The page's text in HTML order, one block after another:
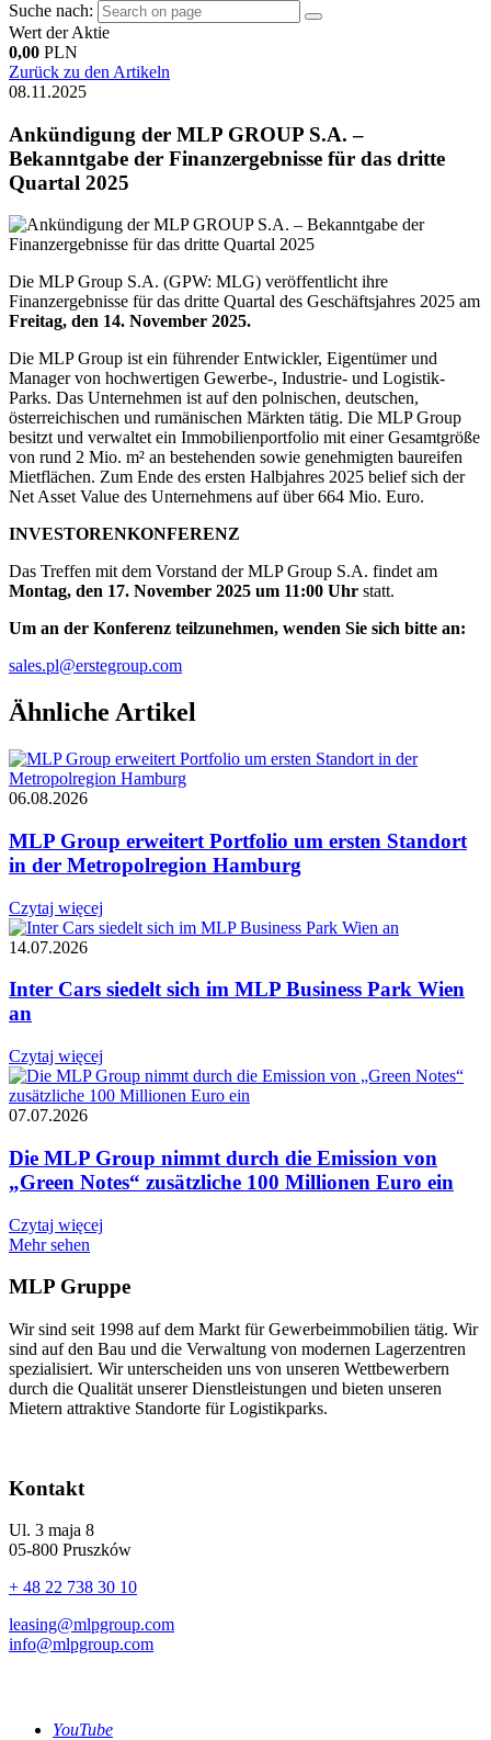
Suche nach:
Wert der Aktie
0,00 PLN
Zurück zu den Artikeln
08.11.2025
Ankündigung der MLP GROUP S.A. –
Bekanntgabe der Finanzergebnisse für das dritte
Quartal 2025
Die MLP Group S.A. (GPW: MLG) veröffentlicht ihre
Finanzergebnisse für das dritte Quartal des Geschäftsjahres 2025 am
Freitag, den 14. November 2025.
Die MLP Group ist ein führender Entwickler, Eigentümer und
Manager von hochwertigen Gewerbe-, Industrie- und Logistik-
Parks. Das Unternehmen ist auf den polnischen, deutschen,
österreichischen und rumänischen Märkten tätig. Die MLP Group
besitzt und verwaltet ein Immobilienportfolio mit einer Gesamtgröße
von rund 2 Mio. m² an bestehenden sowie genehmigten baureifen
Mietflächen. Zum Ende des ersten Halbjahres 2025 belief sich der
Net Asset Value des Unternehmens auf über 664 Mio. Euro.
INVESTORENKONFERENZ
Das Treffen mit dem Vorstand der MLP Group S.A. findet am
Montag, den 17. November 2025 um 11:00 Uhr statt.
Um an der Konferenz teilzunehmen, wenden Sie sich bitte an:
sales.pl@erstegroup.com
Ähnliche Artikel
06.08.2026
MLP Group erweitert Portfolio um ersten Standort
in der Metropolregion Hamburg
Czytaj więcej
14.07.2026
Inter Cars siedelt sich im MLP Business Park Wien
an
Czytaj więcej
07.07.2026
Die MLP Group nimmt durch die Emission von
„Green Notes“ zusätzliche 100 Millionen Euro ein
Czytaj więcej
Mehr sehen
MLP Gruppe
Wir sind seit 1998 auf dem Markt für Gewerbeimmobilien tätig. Wir
sind auf den Bau und die Verwaltung von modernen Lagerzentren
spezialisiert. Wir unterscheiden uns von unseren Wettbewerbern
durch die Qualität unserer Dienstleistungen und bieten unseren
Mietern attraktive Standorte für Logistikparks.
Kontakt
Ul. 3 maja 8
05-800 Pruszków
+ 48 22 738 30 10
leasing@mlpgroup.com
info@mlpgroup.com
YouTube